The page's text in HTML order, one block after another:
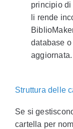
principio
li rende
database
aggiornata.
Struttura delle
Se si
cartella per